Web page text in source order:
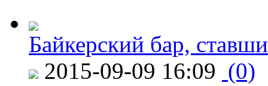
Байкерский бар,
2015-09-09 16:09 (0)